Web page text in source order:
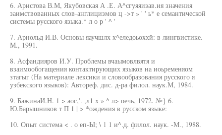
6. Аристова В.М, Якубовская А .Е. А^сгуяяизав.ия значения
заимствованных слов-англицизмов ц ->т » ' ' ь* е семантической
системы русского языка.* л о р ' ^ '
7. Арнольд И.В. Основы яаучшлх х^еледоьоххй: в лингвистике.
М., 1991.
8. Асфандияров И.У. Проблемы вчаымовлвятя и
взаимообогащения контактирующих языков на иоьременяом
зтагыг (На материале лексики и словообразования русского я
узбекского языков): Автореф. дис. д-ра филол. наук.М, 1984.
9. БажинаИ.Н. 1 > аос,'. ,л1 х » ^ л> оечь, 1972. №} 6.
Ю.Барышников т П 1 | > *ождения в русском языке:
10. Опыт система < . о еп-Ы; \ 1 1 и^.д. филол. наук. -М., 1988.